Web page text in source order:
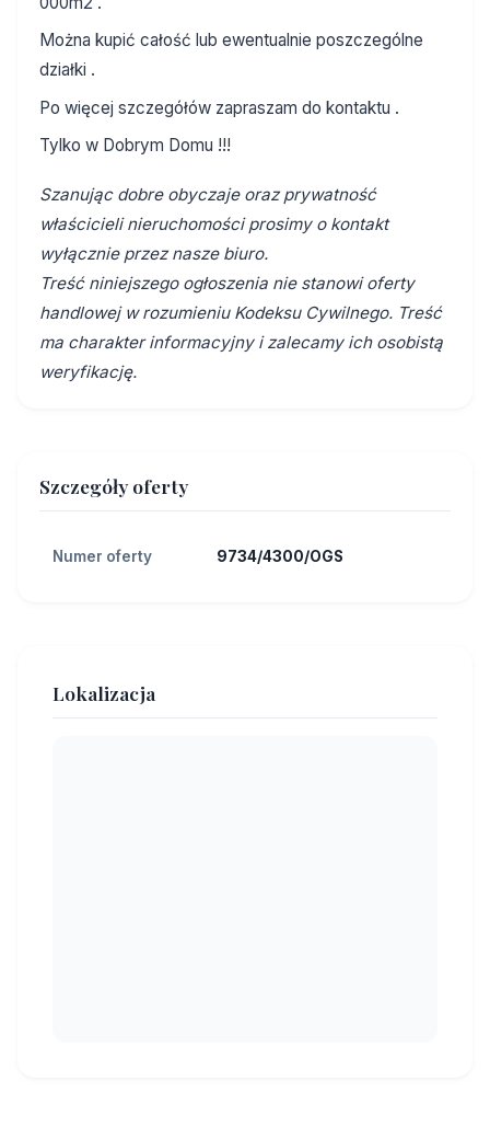
Można kupić całość lub ewentualnie poszczególne
działki .
Po więcej szczegółów zapraszam do kontaktu .
Tylko w Dobrym Domu !!!
Szanując dobre obyczaje oraz prywatność
właścicieli nieruchomości prosimy o kontakt
wyłącznie przez nasze biuro.
Treść niniejszego ogłoszenia nie stanowi oferty
handlowej w rozumieniu Kodeksu Cywilnego. Treść
ma charakter informacyjny i zalecamy ich osobistą
weryfikację.
Szczegóły oferty
Numer oferty 9734/4300/OGS
Lokalizacja